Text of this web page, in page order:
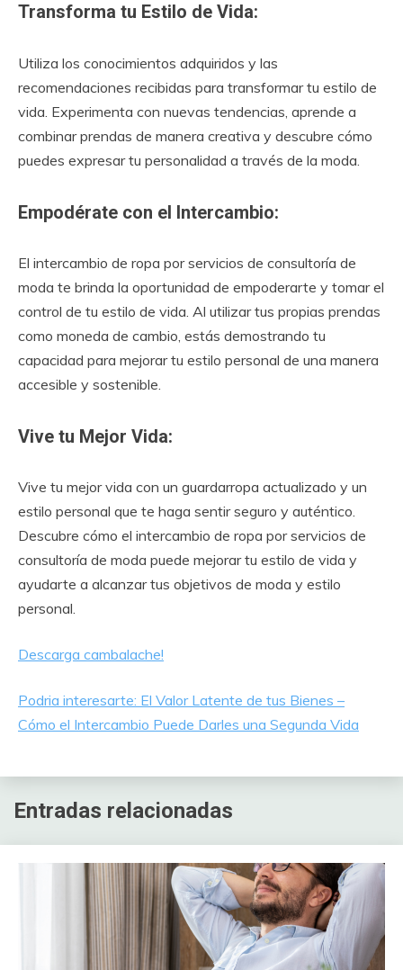
Transforma tu Estilo de Vida:
Utiliza los conocimientos adquiridos y las
recomendaciones recibidas para transformar tu estilo de
vida. Experimenta con nuevas tendencias, aprende a
combinar prendas de manera creativa y descubre cómo
puedes expresar tu personalidad a través de la moda.
Empodérate con el Intercambio:
El intercambio de ropa por servicios de consultoría de
moda te brinda la oportunidad de empoderarte y tomar el
control de tu estilo de vida. Al utilizar tus propias prendas
como moneda de cambio, estás demostrando tu
capacidad para mejorar tu estilo personal de una manera
accesible y sostenible.
Vive tu Mejor Vida:
Vive tu mejor vida con un guardarropa actualizado y un
estilo personal que te haga sentir seguro y auténtico.
Descubre cómo el intercambio de ropa por servicios de
consultoría de moda puede mejorar tu estilo de vida y
ayudarte a alcanzar tus objetivos de moda y estilo
personal.
Descarga cambalache!
Podria interesarte: El Valor Latente de tus Bienes –
Cómo el Intercambio Puede Darles una Segunda Vida
Entradas relacionadas